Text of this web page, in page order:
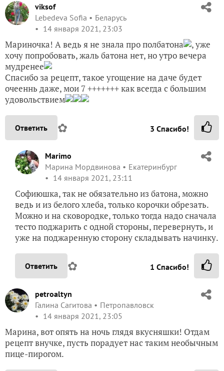
viksof
Lebedeva Sofia
Беларусь
14 января 2021, 23:03
Мариночка! А ведь я не знала про полбатона
, уже
хочу попробовать, жаль батона нет, но утро вечера
мудренее
Спасибо за рецепт, такое угощение на даче будет
очееннь даже, мои 7 +++++++ как всегда с большим
удовольствием
Ответить ✿ 3 Спасибо!
Marimo
Марина Мордвинова
Екатеринбург
14 января 2021, 23:11
Софиюшка, так не обязательно из батона, можно
ведь и из белого хлеба, только корочки обрезать.
Можно и на сковородке, только тогда надо сначала
тесто поджарить с одной стороны, перевернуть, и
уже на поджаренную сторону складывать начинку.
Ответить ✿ 1 Спасибо!
petroaltyn
Галина Сагитова
Петропавловск
14 января 2021, 23:05
Марина, вот опять на ночь глядя вкусняшки! Отдам
рецепт внучке, пусть порадует нас таким необычным
пице-пирогом.